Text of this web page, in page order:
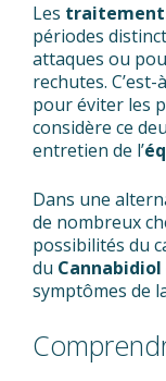
Les
périodes
attaques ou
rechutes.
pour éviter les
considère ce
entretien de l’
Dans une
de nombreux
possibilités du
du Cannabidiol
symptômes de